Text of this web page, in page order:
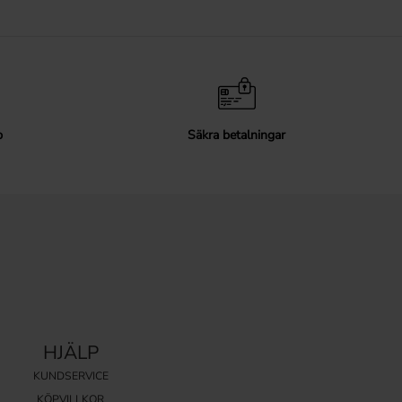
Säkra betalningar
HJÄLP
KUNDSERVICE